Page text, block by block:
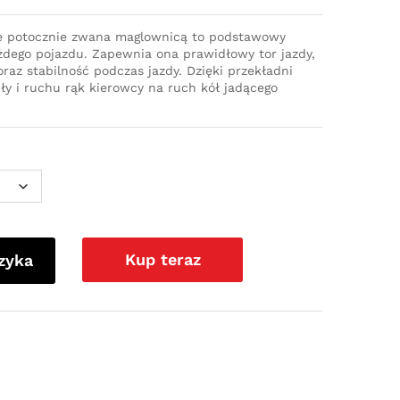
potocznie zwana maglownicą to podstawowy
pojazdu. Zapewnia ona prawidłowy tor jazdy,
stabilność podczas jazdy. Dzięki przekładni
i ruchu rąk kierowcy na ruch kół jadącego
Kup teraz